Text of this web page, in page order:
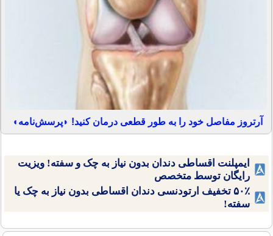
آرتروز مفاصل خود را به طور قطعی درمان کنید! ◗پرسش‌نامه◖
ایمپلنت اقساطی دندان بدون نیاز به چک و سفته! ویزیت
رایگان توسط متخصص
۵۰٪ تخفیف ارتودنسی دندان اقساطی بدون نیاز به چک یا
سفته!